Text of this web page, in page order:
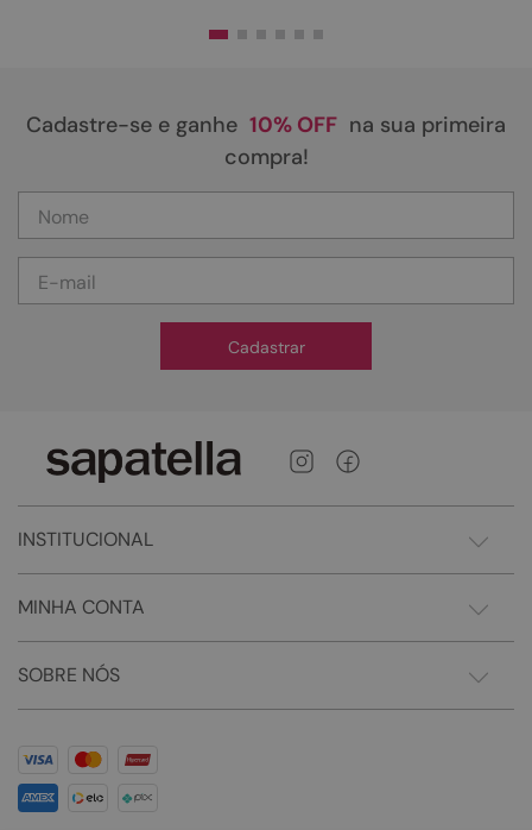
Cadastre-se e ganhe 10% OFF na sua primeira
compra!
Cadastrar
INSTITUCIONAL
MINHA CONTA
SOBRE NÓS